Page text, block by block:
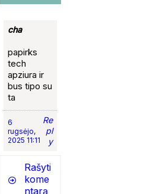
cha
papirks
tech
apziura ir
bus tipo su
ta
6
rugsėjo,
2025 11:11
Re
pl
y
Rašyti
kome
ntarą